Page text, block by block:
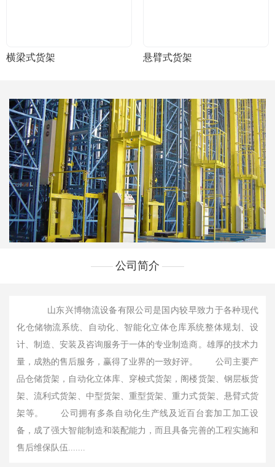
横梁式货架 悬臂式货架
公司简介
山东兴博物流设备有限公司是国内较早致力于各种现代
化仓储物流系统、自动化、智能化立体仓库系统整体规划、设
计、制造、安装及咨询服务于一体的专业制造商。雄厚的技术力
量，成熟的售后服务，赢得了业界的一致好评。 公司主要产
品仓储货架，自动化立体库、穿梭式货架，阁楼货架、钢层板货
架、流利式货架、中型货架、重型货架、重力式货架、悬臂式货
架等。 公司拥有多条自动化生产线及近百台套加工加工设
备，成了强大智能制造和装配能力，而且具备完善的工程实施和
售后维保队伍.......